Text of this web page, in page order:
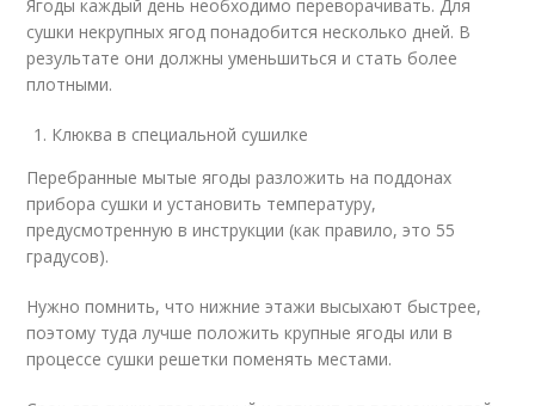
Ягоды каждый день необходимо переворачивать. Для
сушки некрупных ягод понадобится несколько дней. В
результате они должны уменьшиться и стать более
плотными.
Клюква в специальной сушилке
Перебранные мытые ягоды разложить на поддонах
прибора сушки и установить температуру,
предусмотренную в инструкции (как правило, это 55
градусов).
Нужно помнить, что нижние этажи высыхают быстрее,
поэтому туда лучше положить крупные ягоды или в
процессе сушки решетки поменять местами.